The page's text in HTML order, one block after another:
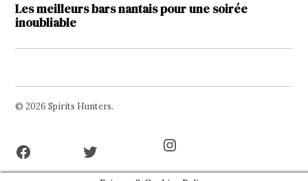
Les meilleurs bars nantais pour une soirée
inoubliable
© 2026 Spirits Hunters.